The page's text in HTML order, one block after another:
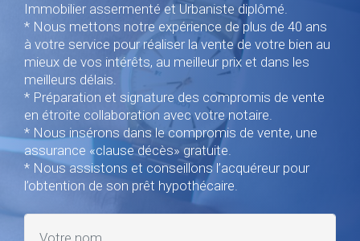
Immobilier assermenté et Urbaniste diplômé.
* Nous mettons notre expérience de plus de 40 ans
à votre service pour réaliser la vente de votre bien au
mieux de vos intérêts, au meilleur prix et dans les
meilleurs délais.
* Préparation et signature des compromis de vente
en étroite collaboration avec votre notaire.
* Nous insérons dans le compromis de vente, une
assurance «clause décès» gratuite.
* Nous assistons et conseillons l’acquéreur pour
l’obtention de son prêt hypothécaire.